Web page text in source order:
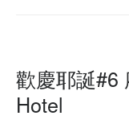
歡慶耶誕#6
Hotel